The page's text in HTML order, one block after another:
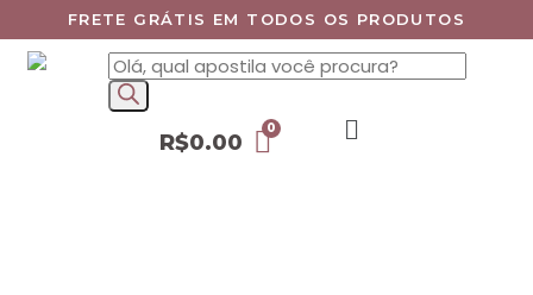
FRETE GRÁTIS EM TODOS OS PRODUTOS
R$0.00